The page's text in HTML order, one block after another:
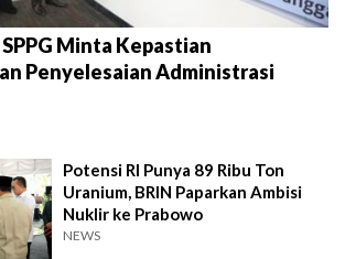
Minta Kepastian
Penyelesaian Administrasi
Potensi RI Punya 89 Ribu Ton
Uranium, BRIN Paparkan Ambisi
Nuklir ke Prabowo
NEWS